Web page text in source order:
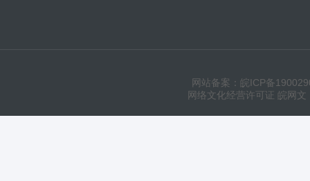
网站备案：皖ICP备
网络文化经营许可证 皖网